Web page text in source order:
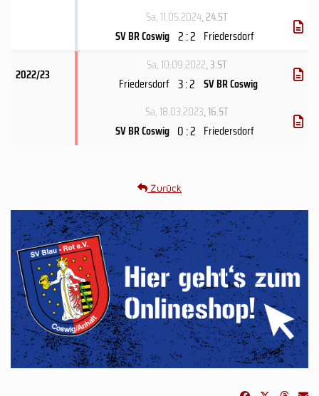
Sa, 11.05.2024, 24.ST
SV BR Coswig 2 : 2 Friedersdorf
2022/23
Sa, 10.09.2022, 3.ST
Friedersdorf 3 : 2 SV BR Coswig
Sa, 18.03.2023, 16.ST
SV BR Coswig 0 : 2 Friedersdorf
Zurück